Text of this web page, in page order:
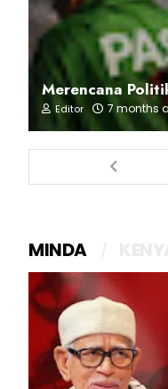
Merencana
Editor 7 months
MINDA